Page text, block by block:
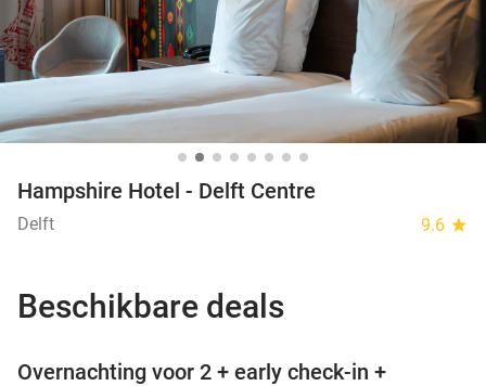
Hampshire Hotel - Delft Centre
Delft 9.6 star
Beschikbare deals
Overnachting voor 2 + early check-in +